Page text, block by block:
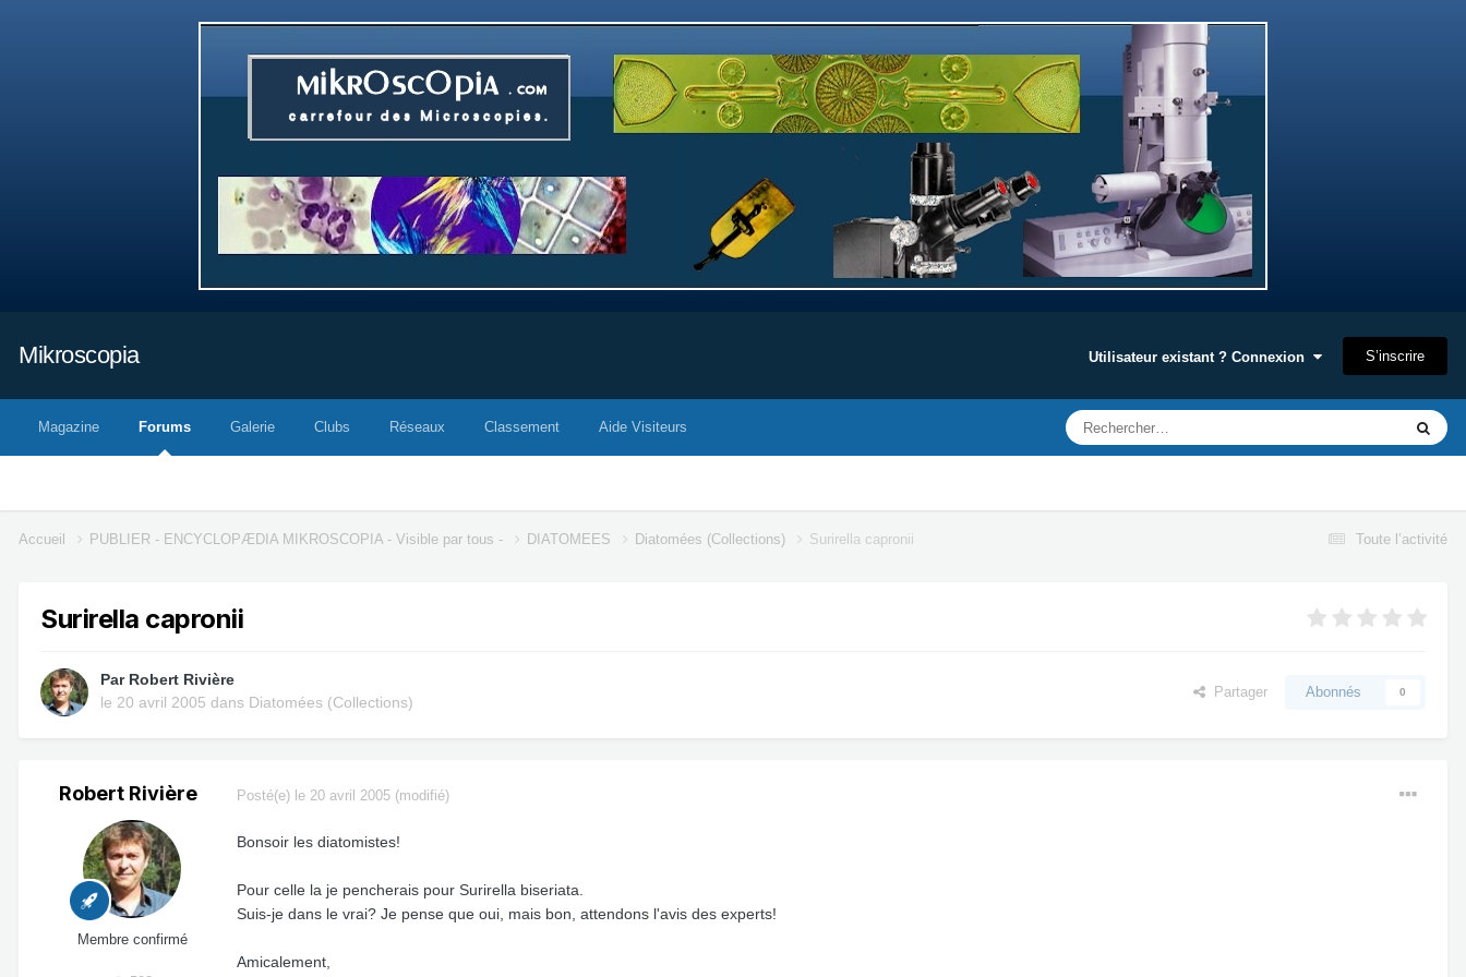
Mikroscopia Utilisateur existant ? Connexion S’inscrire
Magazine Forums Galerie Clubs Réseaux Classement Aide Visiteurs
Toute l’activité
Accueil PUBLIER - ENCYCLOPÆDIA MIKROSCOPIA - Visible par tous - DIATOMEES Diatomées (Collections) Surirella capronii
Surirella capronii
Par Robert Rivière
le 20 avril 2005 dans Diatomées (Collections)
Partager Abonnés 0
Robert Rivière
Membre confirmé
Posté(e) le 20 avril 2005 (modifié)
Bonsoir les diatomistes!
Pour celle la je pencherais pour Surirella biseriata.
Suis-je dans le vrai? Je pense que oui, mais bon, attendons l'avis des experts!
Amicalement,